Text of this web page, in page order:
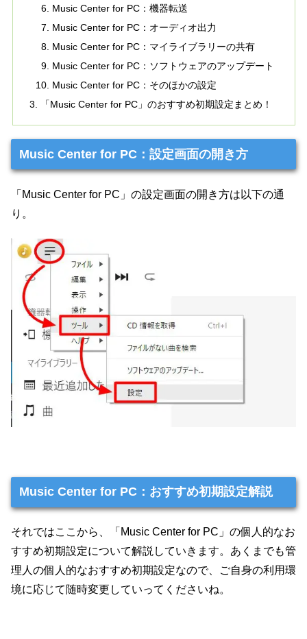
Music Center for PC：機器転送
Music Center for PC：オーディオ出力
Music Center for PC：マイライブラリーの共有
Music Center for PC：ソフトウェアのアップデート
Music Center for PC：そのほかの設定
「Music Center for PC」のおすすめ初期設定まとめ！
Music Center for PC：設定画面の開き方
「Music Center for PC」の設定画面の開き方は以下の通
り。
Music Center for PC：おすすめ初期設定解説
それではここから、「Music Center for PC」の個人的なお
すすめ初期設定について解説していきます。あくまでも管
理人の個人的なおすすめ初期設定なので、ご自身の利用環
境に応じて随時変更していってくださいね。